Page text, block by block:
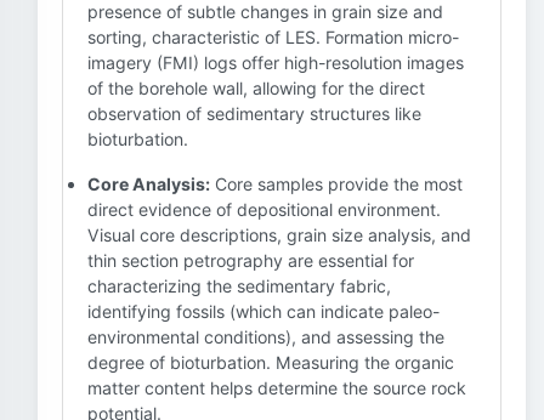
presence of subtle changes in grain size and
sorting, characteristic of LES. Formation micro-
imagery (FMI) logs offer high-resolution images
of the borehole wall, allowing for the direct
observation of sedimentary structures like
bioturbation.
Core Analysis: Core samples provide the most
direct evidence of depositional environment.
Visual core descriptions, grain size analysis, and
thin section petrography are essential for
characterizing the sedimentary fabric,
identifying fossils (which can indicate paleo-
environmental conditions), and assessing the
degree of bioturbation. Measuring the organic
matter content helps determine the source rock
potential.